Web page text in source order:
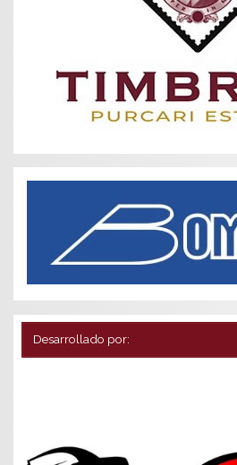
Desarrollado por: